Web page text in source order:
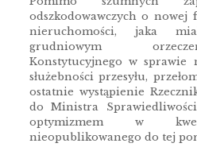
odszkodowawczych o nowej
nieruchomości, jaka
grudniowym
Konstytucyjnego w sprawie
służebności przesyłu,
ostatnie wystąpienie
do Ministra
optymizmem w
nieopublikowanego do tej